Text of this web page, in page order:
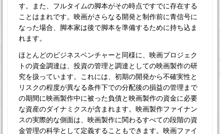
す。また、フルタイムの脚本がその時点ですでに存在する
ことはまれです。映画がさらなる開発と制作前に青信号に
なった場合、脚本家は後で脚本を準備するために持ち込ま
れます。
ほとんどのビジネスベンチャーと同様に、映画プロジェク
トの資金調達は、投資の管理と調達としての映画製作の研
究を扱っています。これには、初期の開発から不確実性と
リスクの程度が異なる条件下での分配後の損益の管理まで
の期間に映画製作中に被った負債と映画製作の資金に必要
な資産のダイナミクスが含まれます。映画製作ファイナン
スの実際的な側面は、映画製作に関わるすべての段階の資
金管理の科学として定義することもできます。映画ファイ